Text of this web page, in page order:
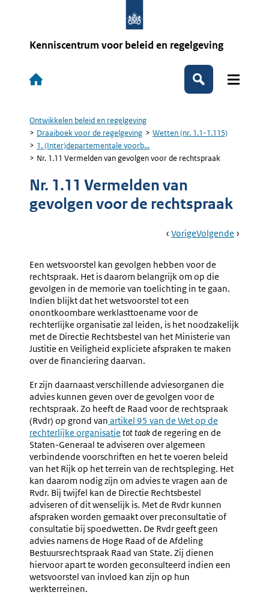
Kenniscentrum voor beleid en regelgeving
Hoofdnavigatie
Zoeken
Kruimelpad
Ontwikkelen beleid en regelgeving
Draaiboek voor de regelgeving
Wetten (nr. 1.1-1.115)
1. (Inter)departementale voorb...
Nr. 1.11 Vermelden van gevolgen voor de rechtspraak
Nr. 1.11 Vermelden van
gevolgen voor de rechtspraak
Book
Ga
VorigePagina:
Vermelden
Van
Bestuurlijke
Financiële
Gevolgen
Voor
Decentrale
Ga
Volgende Pagina:
Een wetsvoorstel kan gevolgen hebben voor de
rechtspraak. Het is daarom belangrijk om op die
gevolgen in de memorie van toelichting in te gaan.
Indien blijkt dat het wetsvoorstel tot een
onontkoombare werklasttoename voor de
rechterlijke organisatie zal leiden, is het noodzakelijk
met de Directie Rechtsbestel van het Ministerie van
Justitie en Veiligheid expliciete afspraken te maken
over de financiering daarvan.
Er zijn daarnaast verschillende adviesorganen die
advies kunnen geven over de gevolgen voor de
rechtspraak. Zo heeft de Raad voor de rechtspraak
(Rvdr) op grond van Externe
link:
artikel 95 van de Wet op de
rechterlijke organisatie tot taakde regering en de
Staten-Generaal te adviseren over algemeen
verbindende voorschriften en het te voeren beleid
van het Rijk op het terrein van de rechtspleging. Het
kan daarom nodig zijn om advies te vragen aan de
Rvdr. Bij twijfel kan de Directie Rechtsbestel
adviseren of dit wenselijk is. Met de Rvdr kunnen
afspraken worden gemaakt over preconsultatie of
consultatie bij spoedwetten. De Rvdr geeft geen
advies namens de Hoge Raad of de Afdeling
Bestuursrechtspraak Raad van State. Zij dienen
hiervoor apart te worden geconsulteerd indien een
wetsvoorstel van invloed kan zijn op hun
werkterreinen.